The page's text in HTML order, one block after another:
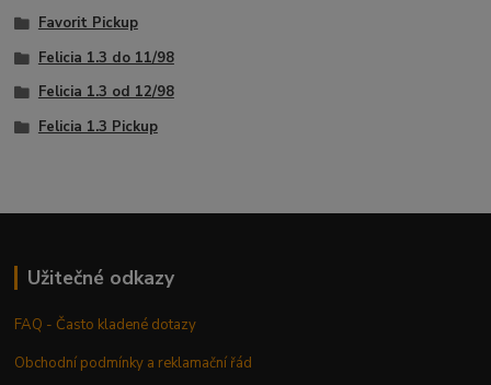
Favorit Pickup
Felicia 1.3 do 11/98
Felicia 1.3 od 12/98
Felicia 1.3 Pickup
Užitečné odkazy
FAQ - Často kladené dotazy
Obchodní podmínky a reklamační řád